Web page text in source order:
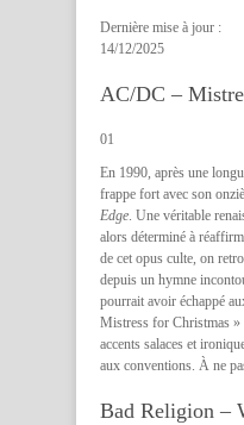
Dernière mise à jour :
14/12/2025
AC/DC –
01
En 1990, après une
frappe fort avec son
Edge. Une véritable
alors déterminé à
de cet opus culte, on
depuis un hymne
pourrait avoir échappé
Mistress for Christmas
accents salaces et
aux conventions. À ne
Bad Religion –